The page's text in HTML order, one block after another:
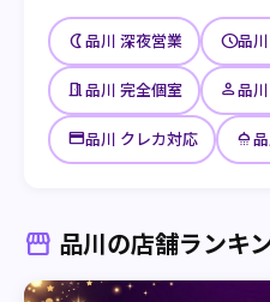
nightlight品川 深夜営業 schedule品
meeting_room品川 完全個室 person品
credit_card品川 クレカ対応 shower
storefront 品川の店舗ランキ